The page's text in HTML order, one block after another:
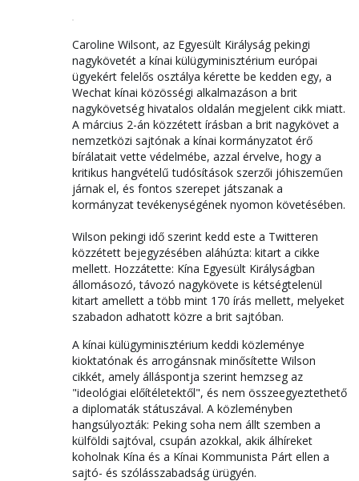
Caroline Wilsont, az Egyesült Királyság pekingi
nagykövetét a kínai külügyminisztérium európai
ügyekért felelős osztálya kérette be kedden egy, a
Wechat kínai közösségi alkalmazáson a brit
nagykövetség hivatalos oldalán megjelent cikk miatt.
A március 2-án közzétett írásban a brit nagykövet a
nemzetközi sajtónak a kínai kormányzatot érő
bírálatait vette védelmébe, azzal érvelve, hogy a
kritikus hangvételű tudósítások szerzői jóhiszeműen
járnak el, és fontos szerepet játszanak a
kormányzat tevékenységének nyomon követésében.
Wilson pekingi idő szerint kedd este a Twitteren
közzétett bejegyzésében aláhúzta: kitart a cikke
mellett. Hozzátette: Kína Egyesült Királyságban
állomásozó, távozó nagykövete is kétségtelenül
kitart amellett a több mint 170 írás mellett, melyeket
szabadon adhatott közre a brit sajtóban.
A kínai külügyminisztérium keddi közleménye
kioktatónak és arrogánsnak minősítette Wilson
cikkét, amely álláspontja szerint hemzseg az
"ideológiai előítéletektől", és nem összeegyeztethető
a diplomaták státuszával. A közleményben
hangsúlyozták: Peking soha nem állt szemben a
külföldi sajtóval, csupán azokkal, akik álhíreket
koholnak Kína és a Kínai Kommunista Párt ellen a
sajtó- és szólásszabadság ürügyén.